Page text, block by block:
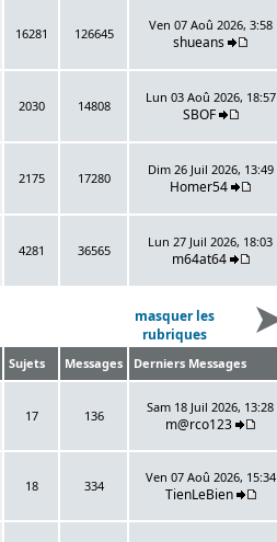
16281 126645
Ven 07 Aoû 2026, 3:58
shueans
2030 14808
Lun 03 Aoû 2026, 18:57
SBOF
2175 17280
Dim 26 Juil 2026, 13:49
Homer54
4281 36565
Lun 27 Juil 2026, 18:03
m64at64
masquer les
rubriques
Sujets Messages Derniers Messages
17 136
Sam 18 Juil 2026, 13:28
m@rco123
18 334
Ven 07 Aoû 2026, 15:34
TienLeBien